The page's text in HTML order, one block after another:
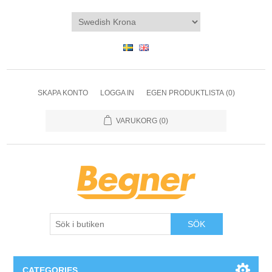
SKAPA KONTO LOGGA IN EGEN PRODUKTLISTA (0)
VARUKORG (0)
SÖK